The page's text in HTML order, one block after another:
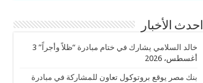
احدث الأخبار
خالد السلامي يشارك في ختام مبادرة “ظلاً وأجراً” 3
أغسطس، 2026
بنك مصر يوقع بروتوكول تعاون للمشاركة في مبادرة